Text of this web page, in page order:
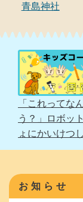
青島神社
「これってな
う？」ロボッ
ょにかいけつ
お知らせ